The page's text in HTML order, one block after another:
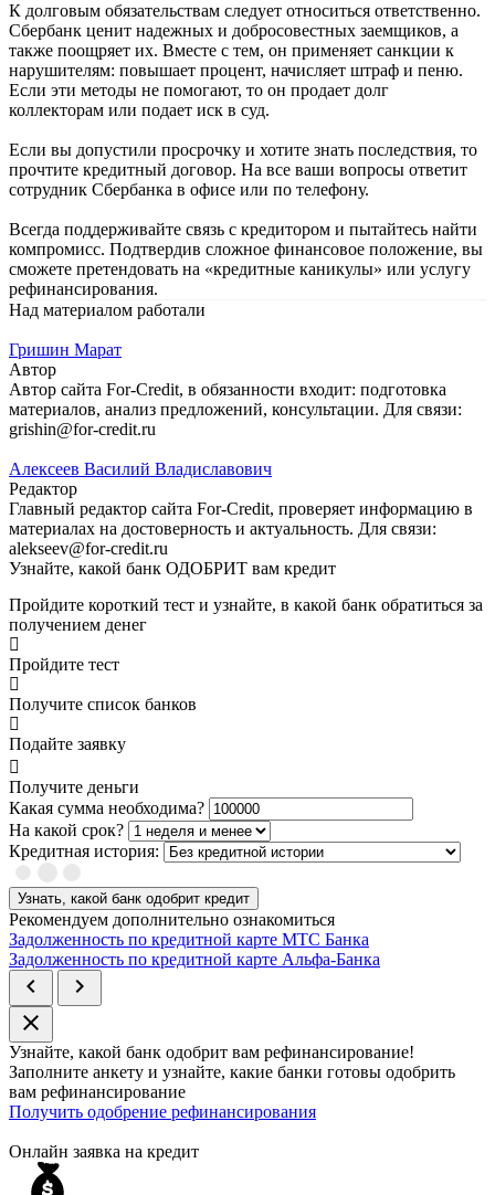
К долговым обязательствам следует относиться ответственно.
Сбербанк ценит надежных и добросовестных заемщиков, а
также поощряет их. Вместе с тем, он применяет санкции к
нарушителям: повышает процент, начисляет штраф и пеню.
Если эти методы не помогают, то он продает долг
коллекторам или подает иск в суд.
Если вы допустили просрочку и хотите знать последствия, то
прочтите кредитный договор. На все ваши вопросы ответит
сотрудник Сбербанка в офисе или по телефону.
Всегда поддерживайте связь с кредитором и пытайтесь найти
компромисс. Подтвердив сложное финансовое положение, вы
сможете претендовать на «кредитные каникулы» или услугу
рефинансирования.
Над материалом работали
Гришин Марат
Автор
Автор сайта For-Credit, в обязанности входит: подготовка
материалов, анализ предложений, консультации. Для связи:
grishin@for-credit.ru
Алексеев Василий Владиславович
Редактор
Главный редактор сайта For-Credit, проверяет информацию в
материалах на достоверность и актуальность. Для связи:
alekseev@for-credit.ru
Узнайте, какой банк ОДОБРИТ вам кредит
Пройдите короткий тест и узнайте, в какой банк обратиться за
получением денег
Пройдите тест
Получите список банков
Подайте заявку
Получите деньги
Какая сумма необходима?
На какой срок?
Кредитная история:
Узнать, какой банк одобрит кредит
Рекомендуем дополнительно ознакомиться
Задолженность по кредитной карте МТС Банка
Задолженность по кредитной карте Альфа-Банка
chevron_left
chevron_right
close
Узнайте, какой банк одобрит вам рефинансирование!
Заполните анкету и узнайте, какие банки готовы одобрить
вам рефинансирование
Получить одобрение рефинансирования
Онлайн заявка на кредит